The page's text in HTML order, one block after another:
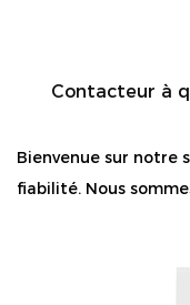
Contacteur à
Bienvenue sur notre
fiabilité. Nous